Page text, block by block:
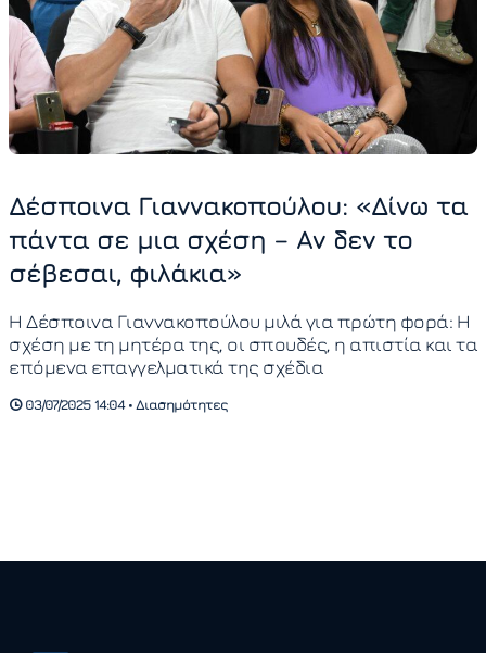
Δέσποινα Γιαννακοπούλου: «Δίνω τα
πάντα σε μια σχέση – Αν δεν το
σέβεσαι, φιλάκια»
Η Δέσποινα Γιαννακοπούλου μιλά για πρώτη φορά: Η
σχέση με τη μητέρα της, οι σπουδές, η απιστία και τα
επόμενα επαγγελματικά της σχέδια
03/07/2025 14:04 • Διασημότητες